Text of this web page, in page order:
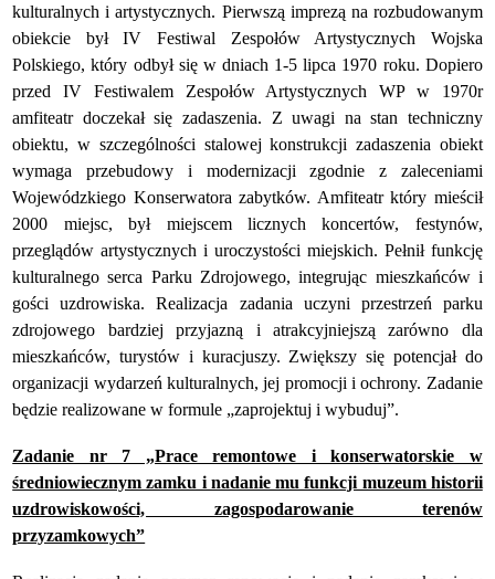
kulturalnych i artystycznych. Pierwszą imprezą na rozbudowanym
obiekcie był IV Festiwal Zespołów Artystycznych Wojska
Polskiego, który odbył się w dniach 1-5 lipca 1970 roku. Dopiero
przed IV Festiwalem Zespołów Artystycznych WP w 1970r
amfiteatr doczekał się zadaszenia. Z uwagi na stan techniczny
obiektu, w szczególności stalowej konstrukcji zadaszenia obiekt
wymaga przebudowy i modernizacji zgodnie z zaleceniami
Wojewódzkiego Konserwatora zabytków. Amfiteatr który mieścił
2000 miejsc, był miejscem licznych koncertów, festynów,
przeglądów artystycznych i uroczystości miejskich. Pełnił funkcję
kulturalnego serca Parku Zdrojowego, integrując mieszkańców i
gości uzdrowiska. Realizacja zadania uczyni przestrzeń parku
zdrojowego bardziej przyjazną i atrakcyjniejszą zarówno dla
mieszkańców, turystów i kuracjuszy. Zwiększy się potencjał do
organizacji wydarzeń kulturalnych, jej promocji i ochrony. Zadanie
będzie realizowane w formule „zaprojektuj i wybuduj”.
Zadanie nr 7 „Prace remontowe i konserwatorskie w
średniowiecznym zamku i nadanie mu funkcji muzeum historii
uzdrowiskowości, zagospodarowanie terenów
przyzamkowych”